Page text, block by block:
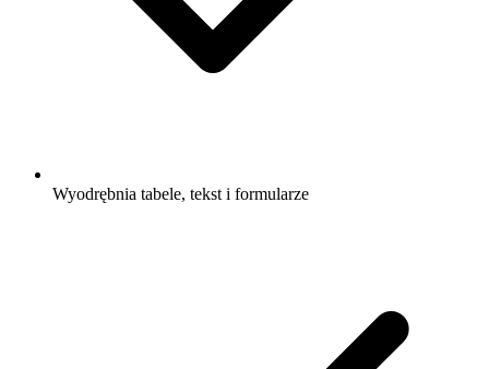
Wyodrębnia tabele, tekst i formularze